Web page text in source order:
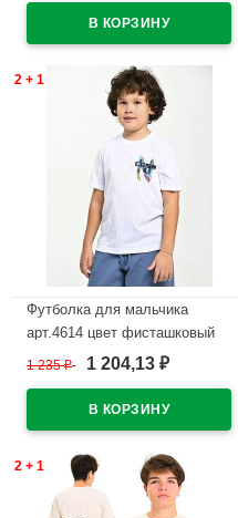
2 + 1
Футболка для мальчика
арт.4614 цвет фисташковый
В наличии
1 235₽ 1 204,13 ₽
2 + 1